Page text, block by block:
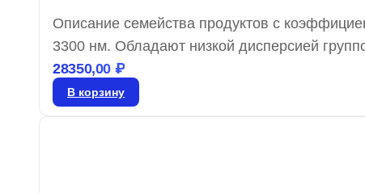
Описание семейства продуктов с
3300 нм. Обладают низкой дисперсией
минимальным GDD, предназначенные для
легированных иттербием лазерами,
28350,00 ₽
В корзину